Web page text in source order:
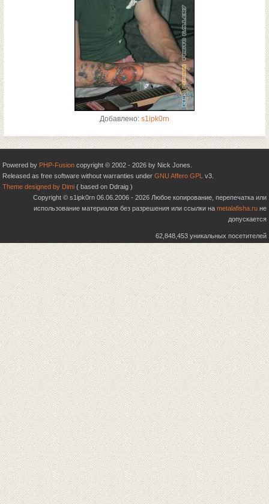
Добавлено: s1ipk0rn
Powered by PHP-Fusion copyright © 2002 - 2026 by Nick Jones.
Released as free software without warranties under GNU Affero GPL v3.
Theme designed by Dimi ( based on Ddraig )
Copyright © s1ipk0rn 06.06.2006 - 2026 Любое копирование, перепечатка или
использование материалов без разрешения или ссылки на metalafisha.ru не
допускается
62,848,453 уникальных посетителей